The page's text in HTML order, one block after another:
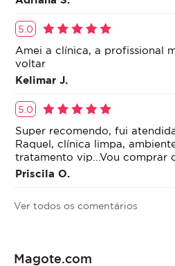
5.0
Amei a clínica, a profissional
voltar
Kelimar J.
5.0
Super recomendo, fui
Raquel, clínica limpa,
tratamento vip...Vou comprar
Priscila O.
Ver todos os comentários
Magote.com